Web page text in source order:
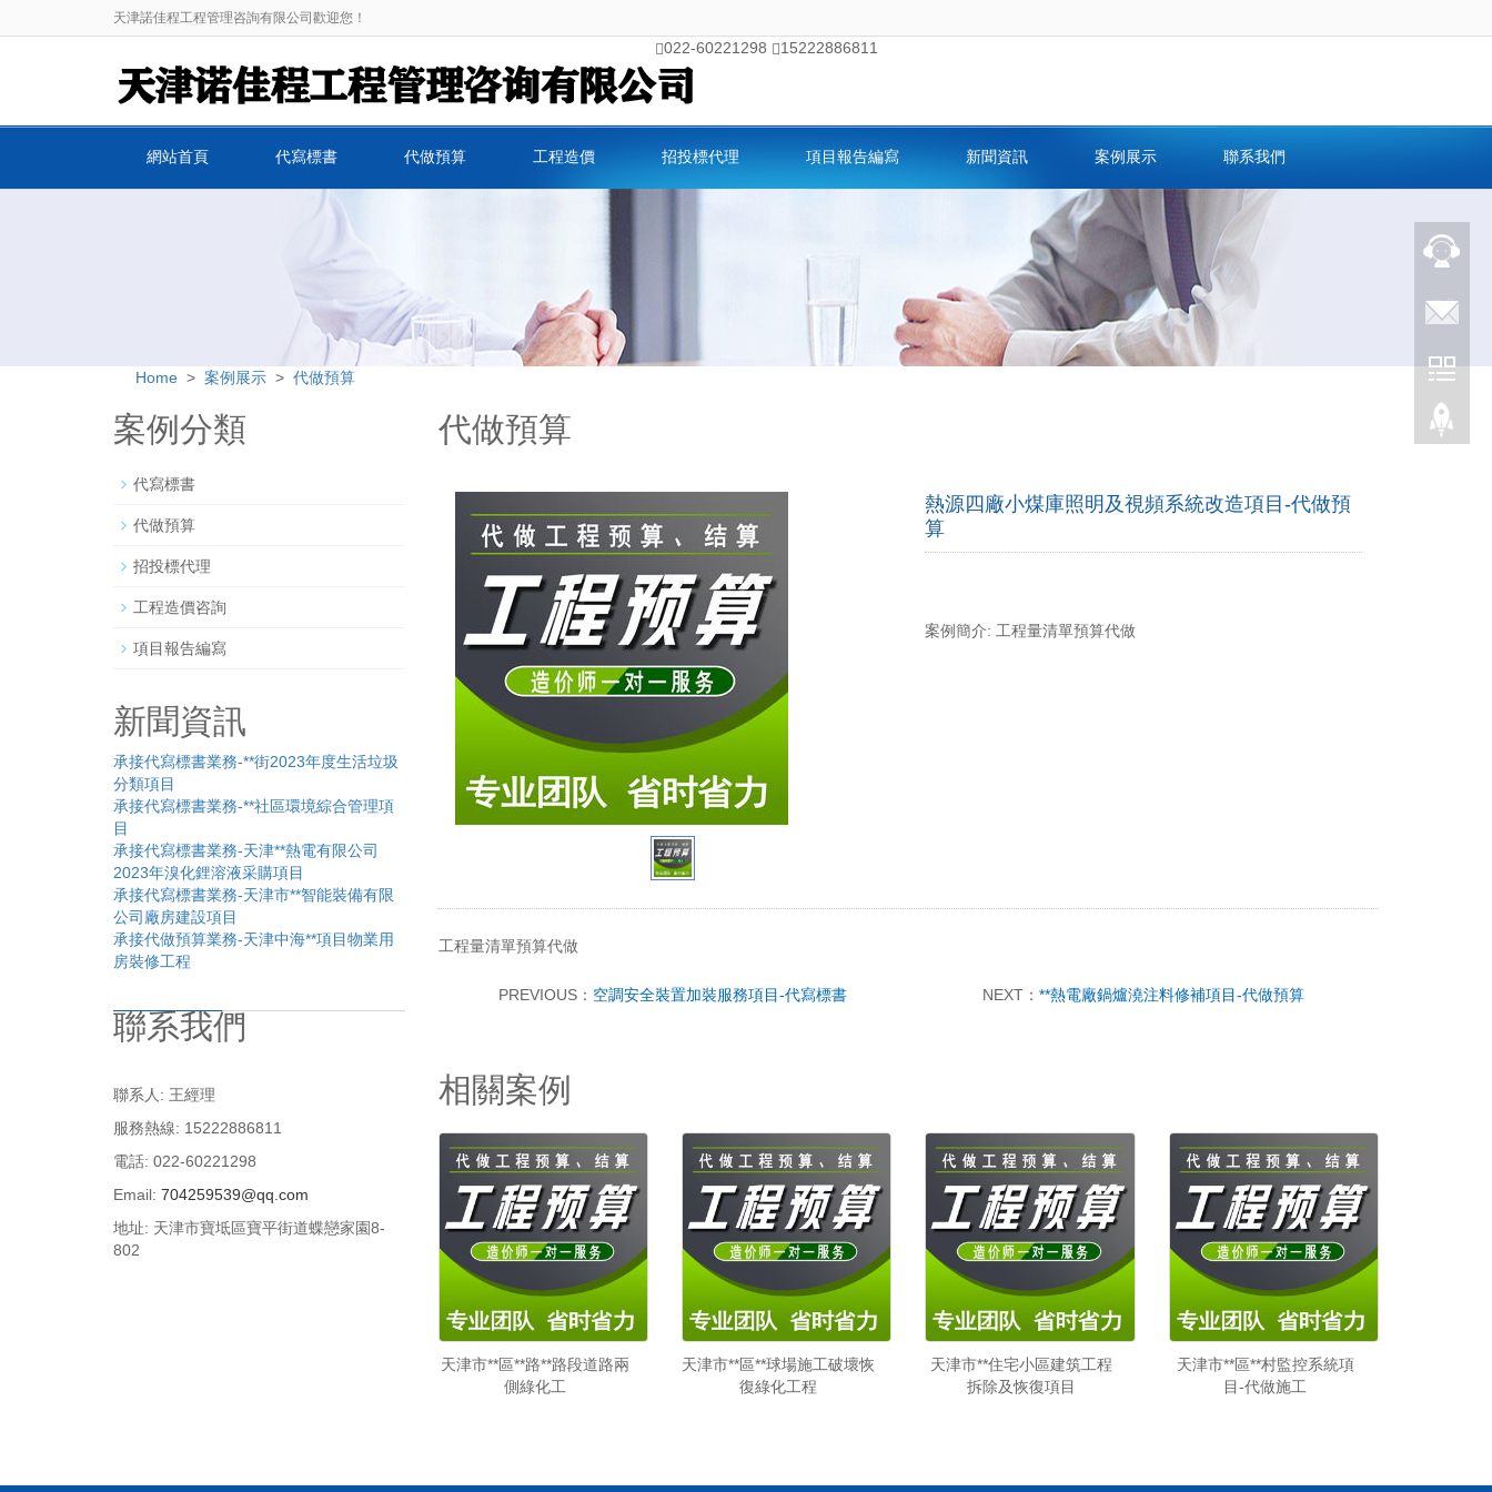
天津諾佳程工程管理咨詢有限公司歡迎您！
022-60221298 15222886811
網站首頁 代寫標書 代做預算 工程造價 招投標代理 項目報告編寫 新聞資訊 案例展示 聯系我們
Home > 案例展示 > 代做預算
代做預算
熱源四廠小煤庫照明及視頻系統改造項目-代做預
算
案例簡介: 工程量清單預算代做
工程量清單預算代做
PREVIOUS： 空調安全裝置加裝服務項目-代寫標書 NEXT：**熱電廠鍋爐澆注料修補項目-代做預算
相關案例
天津市**區**路**路段道路兩
側綠化工
天津市**區**球場施工破壞恢
復綠化工程
天津市**住宅小區建筑工程
拆除及恢復項目
天津市**區**村監控系統項
目-代做施工
案例分類
代寫標書
代做預算
招投標代理
工程造價咨詢
項目報告編寫
新聞資訊
承接代寫標書業務-**街2023年度生活垃圾
分類項目
承接代寫標書業務-**社區環境綜合管理項
目
承接代寫標書業務-天津**熱電有限公司
2023年溴化鋰溶液采購項目
承接代寫標書業務-天津市**智能裝備有限
公司廠房建設項目
承接代做預算業務-天津中海**項目物業用
房裝修工程
聯系我們
聯系人: 王經理
服務熱線: 15222886811
電話: 022-60221298
Email: 704259539@qq.com
地址: 天津市寶坻區寶平街道蝶戀家園8-
802